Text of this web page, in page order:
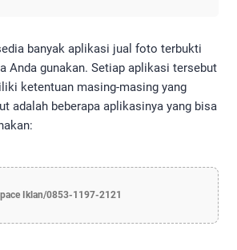
banyak aplikasi jual foto terbukti
Anda gunakan. Setiap aplikasi tersebut
ketentuan masing-masing yang
adalah beberapa aplikasinya yang bisa
Iklan/0853-1197-2121